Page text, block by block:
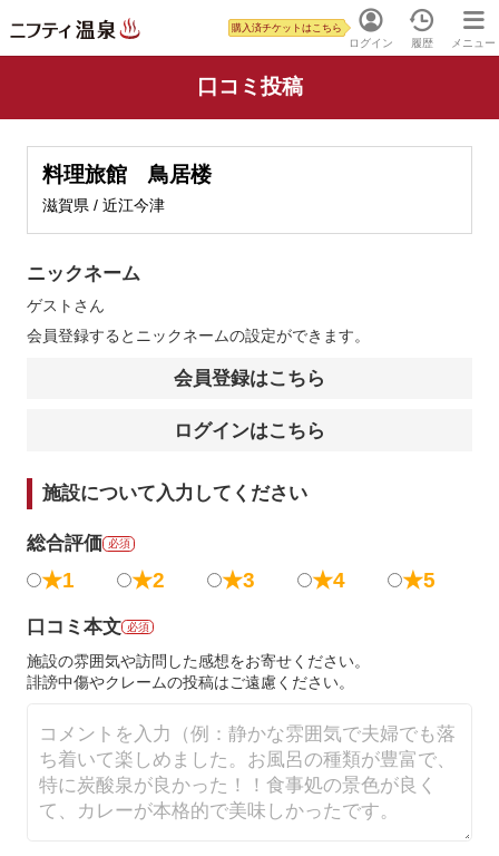
ログイン
購入済チケットはこちら
履歴 メニュー
口コミ投稿
料理旅館 鳥居楼
滋賀県 / 近江今津
ニックネーム
ゲスト さん
会員登録するとニックネームの設定ができます。
会員登録はこちら
ログインはこちら
施設について入力してください
総合評価 必須
★1 ★2 ★3 ★4 ★5
口コミ本文 必須
施設の雰囲気や訪問した感想をお寄せください。
誹謗中傷やクレームの投稿はご遠慮ください。